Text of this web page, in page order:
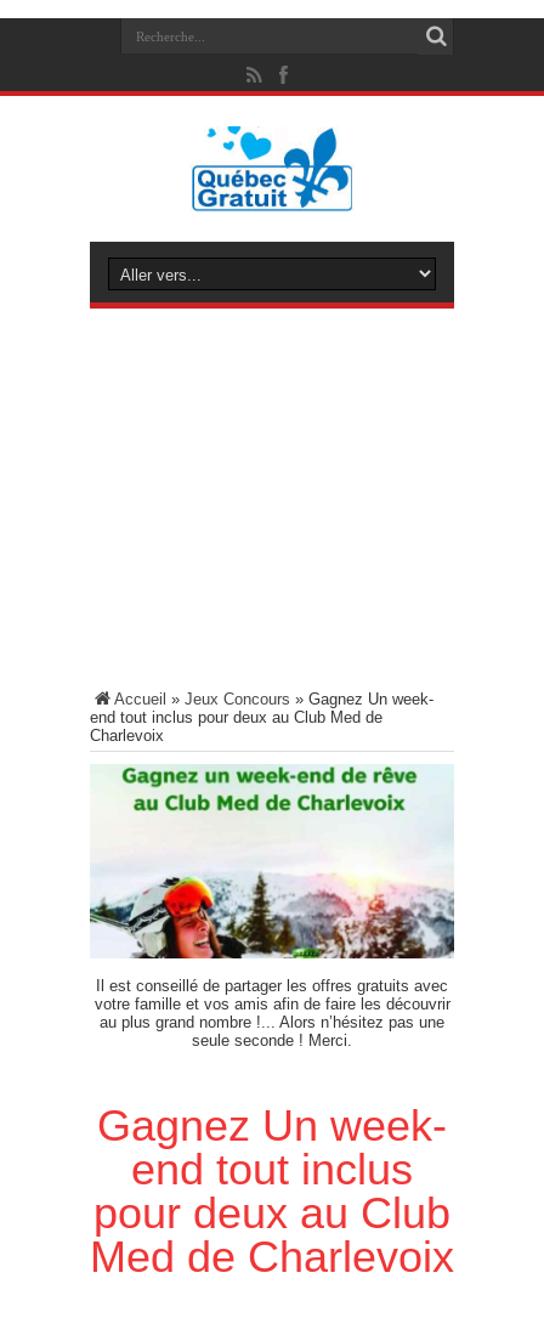
Accueil » Jeux Concours » Gagnez Un week-
end tout inclus pour deux au Club Med de
Charlevoix
Il est conseillé de partager les offres gratuits avec
votre famille et vos amis afin de faire les découvrir
au plus grand nombre !... Alors n’hésitez pas une
seule seconde ! Merci.
Gagnez Un week-
end tout inclus
pour deux au Club
Med de Charlevoix